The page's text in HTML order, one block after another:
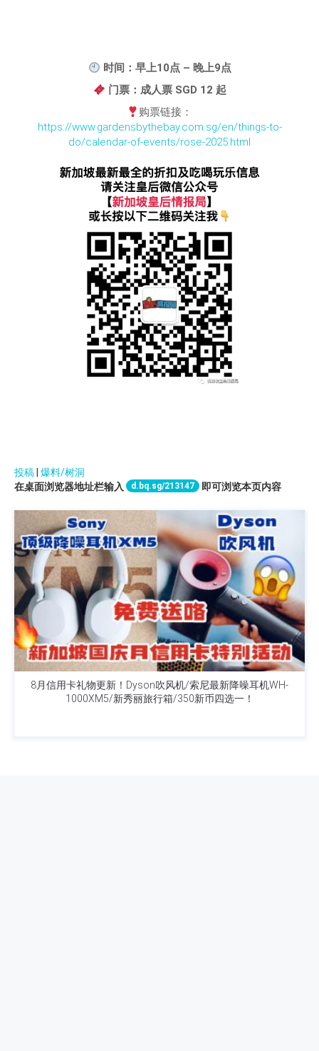
时间：早上10点 – 晚上9点
门票：成人票 SGD 12 起
购票链接：
https://www.gardensbythebay.com.sg/en/things-to-
do/calendar-of-events/rose-2025.html
投稿 爆料/树洞
在桌面浏览器地址栏输入
d.bq.sg/213147 即可浏览本页内容
8月信用卡礼物更新！Dyson吹风机/索尼最新降噪耳机WH-
1000XM5/新秀丽旅行箱/350新币四选一！